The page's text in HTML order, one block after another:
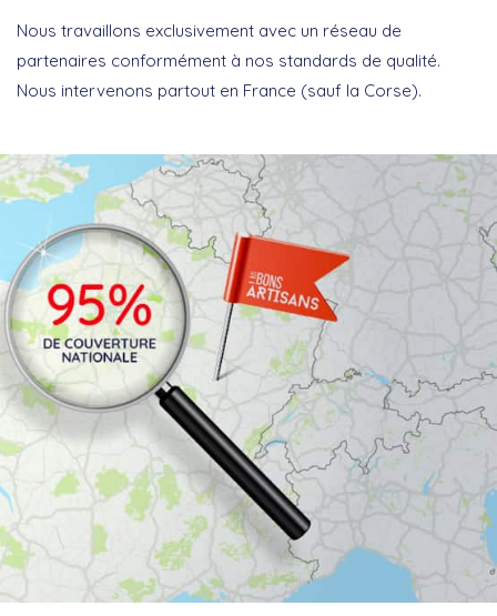
Nous travaillons exclusivement avec un réseau de
partenaires conformément à nos standards de qualité.
Nous intervenons partout en France (sauf la Corse).